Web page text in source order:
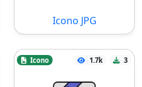
Icono JPG
Icono 1.7k 3